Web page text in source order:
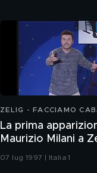
ZELIG - FACCIAMO
La prima
Maurizio Milani a
Facciamo cabaret
07 lug 1997 | Italia 1